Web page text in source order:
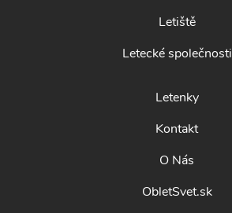
Letiště
Letecké společnosti
Letenky
Kontakt
O Nás
ObletSvet.sk